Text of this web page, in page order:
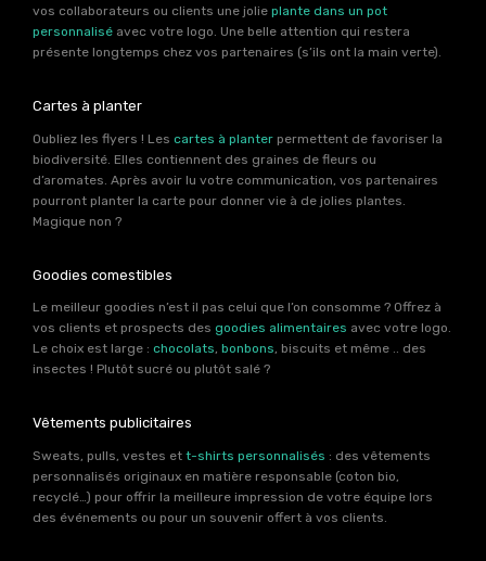
vos collaborateurs ou clients une jolie plante dans un pot
personnalisé avec votre logo. Une belle attention qui restera
présente longtemps chez vos partenaires (s’ils ont la main verte).
Cartes à planter
Oubliez les flyers ! Les cartes à planter permettent de favoriser la
biodiversité. Elles contiennent des graines de fleurs ou
d’aromates. Après avoir lu votre communication, vos partenaires
pourront planter la carte pour donner vie à de jolies plantes.
Magique non ?
Goodies comestibles
Le meilleur goodies n’est il pas celui que l’on consomme ? Offrez à
vos clients et prospects des goodies alimentaires avec votre logo.
Le choix est large : chocolats, bonbons, biscuits et même .. des
insectes ! Plutôt sucré ou plutôt salé ?
Vêtements publicitaires
Sweats, pulls, vestes et t-shirts personnalisés : des vêtements
personnalisés originaux en matière responsable (coton bio,
recyclé…) pour offrir la meilleure impression de votre équipe lors
des événements ou pour un souvenir offert à vos clients.